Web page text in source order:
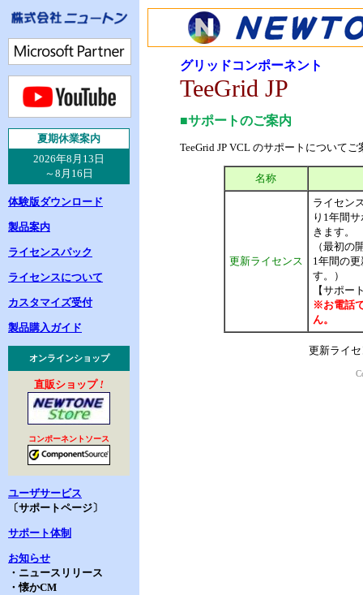
夏期休業案内
2026年8月13日
～8月16日
体験版ダウンロード
製品案内
ライセンスパック
ライセンスについて
カスタマイズ受付
製品購入ガイド
オンラインショップ
直販ショップ!
コンポーネントソース
ユーザサービス
〔サポートページ〕
サポート体制
お知らせ
・ニュースリリース
・懐かCM
グリッドコンポーネント
TeeGrid JP
■サポートのご案内
TeeGrid JP VCL のサポートについて
名称
更新ライセンス
ライセン
り1年間
きます。
（最初の
1年間の
す。）
【サポー
※お電話
ん。
更新ライ